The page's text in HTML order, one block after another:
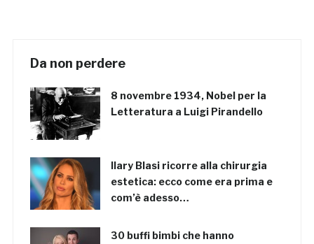
Da non perdere
8 novembre 1934, Nobel per la
Letteratura a Luigi Pirandello
Ilary Blasi ricorre alla chirurgia
estetica: ecco come era prima e
com’è adesso…
30 buffi bimbi che hanno